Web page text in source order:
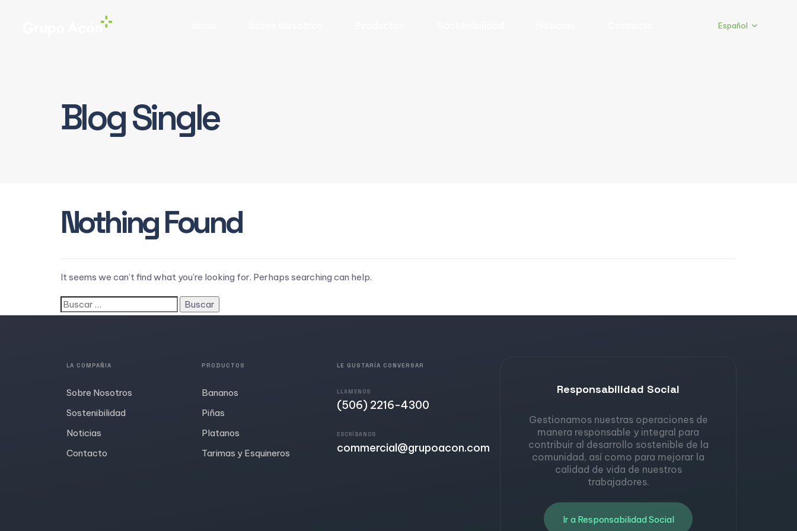
Español
Blog Single
Nothing Found
It seems we can’t find what you’re looking for. Perhaps searching can help.
LA COMPAÑIA
Sobre Nosotros
Sostenibilidad
Noticias
Contacto
PRODUCTOS
Bananos
Piñas
Platanos
Tarimas y Esquineros
LE GUSTARÍA CONVERSAR
LLAMENOS
(506) 2216-4300
ESCRÍBANOS
commercial@grupoacon.com
Responsabilidad Social
Gestionamos nuestras operaciones de
manera responsable y integral para
contribuir al desarrollo sostenible de la
comunidad, así como para mejorar la
calidad de vida de nuestros
trabajadores.
Ir a Responsabilidad Social